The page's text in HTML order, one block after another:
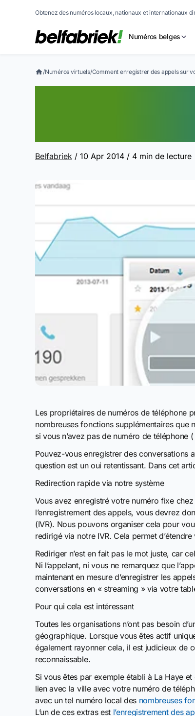
Obtenez des numéros locaux, nationaux et internationaux
Numéros belges
/Numéros virtuels/Comment enregistrer des appels sur
Belfabriek / 10 Apr 2014 / 4 min de lecture
Les propriétaires de numéros de téléphone
nombreuses fonctions supplémentaires que
si vous n’avez pas de numéro de téléphone (
Pouvez-vous enregistrer des conversations
question est un oui retentissant. Dans cet
Redirection rapide via notre système
Vous avez enregistré votre numéro fixe
l’enregistrement des appels, vous devrez
(IVR). Nous pouvons organiser cela pour
redirigé via notre IVR. Cela permet
Rediriger n’est en fait pas le mot juste, car
Ni l’appelant, ni vous ne remarquez que
maintenant en mesure d’enregistrer les
conversations en « streaming » via votre
Pour qui cela est intéressant
Toutes les organisations n’ont pas besoin
géographique. Lorsque vous êtes actif
également rayonner cela, il est judicieux de
reconnaissable.
Si vous êtes par exemple établi à La Haye
lien avec la ville avec votre numéro de
avec un tel numéro local des nombreuses
L’un de ces extras est l’enregistrement des